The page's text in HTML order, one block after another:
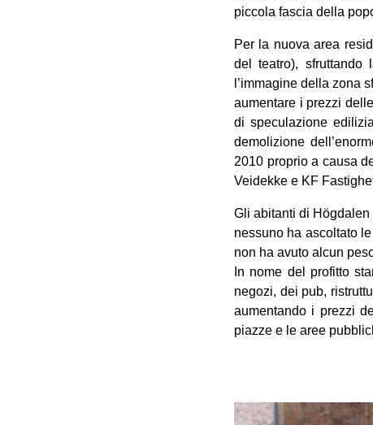
piccola fascia della
Per la nuova area
del teatro), sfruttando
l’immagine della zona
aumentare i prezzi
di speculazione
demolizione
2010 proprio a causa
Veidekke e KF
Gli abitanti di
nessuno ha ascoltato
non ha avuto alcun
In nome del profitto
negozi, dei pub,
aumentando i prezzi
piazze e le aree